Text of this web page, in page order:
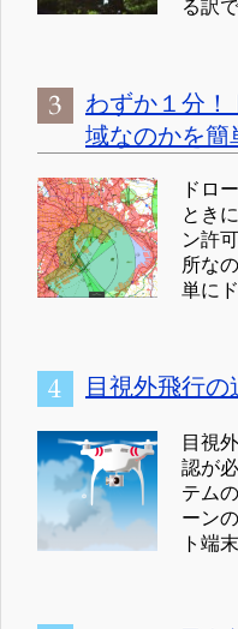
る訳
わずか１分！
域なのかを簡
ドロ
とき
ン許
所な
単に
目視外飛行の
目視
認が
テム
ーン
ト端